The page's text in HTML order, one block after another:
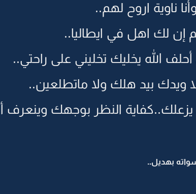
ناوية اروح لهم..
إن لك اهل في ايطاليا..
الله يخليك تخليني على راحتي..
ويدك بيد هلك ولا ماتطلعين..
النظر بوجهك
بهديل..